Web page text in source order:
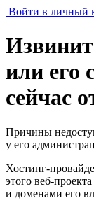
Войти в личный
или его
сейчас
Причины
у его
Хостинг-
этого веб-проекта
и доменами его